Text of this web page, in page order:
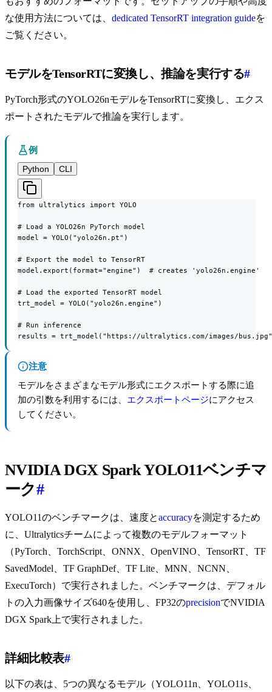
な使用方法については、 dedicated TensorRT integration guideを
ご覧ください。
モデルをTensorRTに変換し、推論を実行する#
PyTorch形式のYOLO26nモデルをTensorRTに変換し、エクス
ポートされたモデルで推論を実行します。
例
Python
CLI
from ultralytics import YOLO
# Load a YOLO26n PyTorch model
model = YOLO("yolo26n.pt")
# Export the model to TensorRT
model.export(format="engine")  # creates 'yolo26n.engine'
# Load the exported TensorRT model
trt_model = YOLO("yolo26n.engine")
# Run inference
results = trt_model("https://ultralytics.com/images/
注意
モデルをさまざまなモデル形式にエクスポートする際に追
加の引数を利用するには、 エクスポートページにアクセス
してください。
NVIDIA DGX Spark YOLO11ベンチマ
ーク#
YOLO11のベンチマークは、速度とaccuracyを測定するため
に、Ultralyticsチームによって複数のモデルフォーマット
（PyTorch、TorchScript、ONNX、OpenVINO、TensorRT、TF
SavedModel、TF GraphDef、TF Lite、MNN、NCNN、
ExecuTorch）で実行されました。ベンチマークは、デフォル
トの入力画像サイズ640を使用し、FP32のprecisionでNVIDIA
DGX Spark上で実行されました。
詳細比較表#
以下の表は、5つの異なるモデル（YOLO11n、YOLO11s、